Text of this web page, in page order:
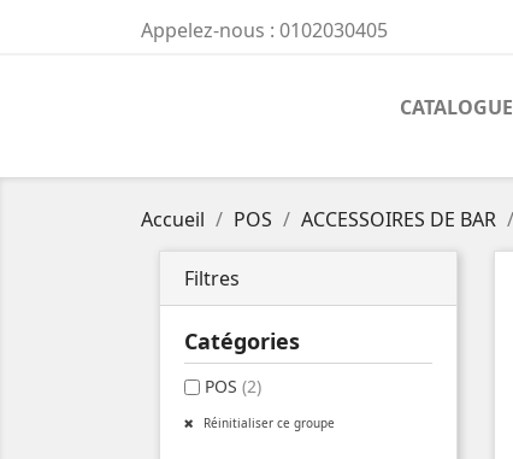
Appelez-nous : 0102030405
CATALOGUE
Accueil POS ACCESSOIRES DE BAR
Filtres
Catégories
POS (2)
Réinitialiser ce groupe